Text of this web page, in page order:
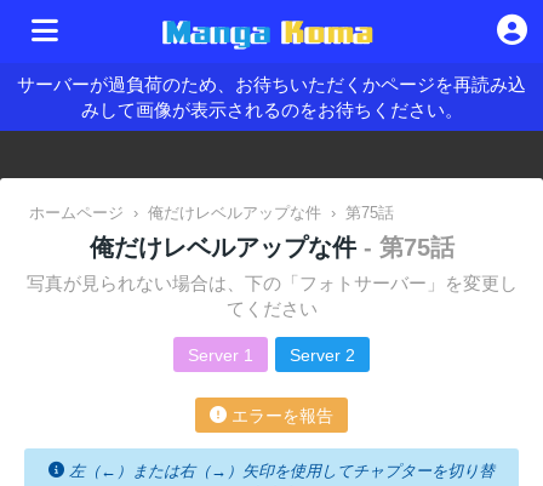
サーバーが過負荷のため、お待ちいただくかページを再読み込
みして画像が表示されるのをお待ちください。
ホームページ › 俺だけレベルアップな件 › 第75話
俺だけレベルアップな件 - 第75話
写真が見られない場合は、下の「フォトサーバー」を変更し
てください
Server 1 Server 2
エラーを報告
左（←）または右（→）矢印を使用してチャプターを切り替